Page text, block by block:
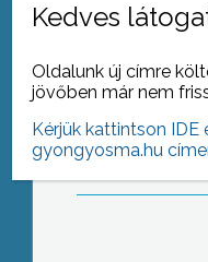
Az Új év
adókban
Kedves
Oldalunk új címre
jövőben már nem
Kérjük kattintson IDE
gyongyosma.hu